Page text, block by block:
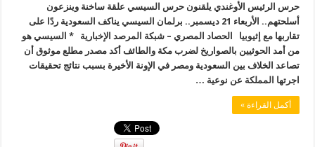
حرس الرئيس الأوغندي يلقنون حرس السيسي علقة ساخنة وينزعون
أسلحتهم.. الأربعاء 21 ديسمبر.. برلمان السيسي يناكف السعودية ردًا على
تقاربها مع إثيوبيا الحصاد المصري – شبكة المرصد الإخبارية * السيسي هو
من أمد الحوثيين بالصواريخ لضرب مكة والطائف أكد مصدر مطلع موثوق أن
تصاعد الخلاف بين السعودية ومصر في الإونة الأخيرة بسبب نتائج تحقيقات
اجرتها المملكة عن نوعية …
أكمل القراءة »